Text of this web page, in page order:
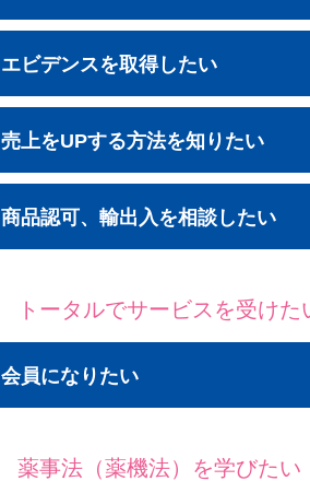
エビデンスを取得したい
売上をUPする方法を知りたい
商品認可、輸出入を相談したい
トータルでサービスを受けた
会員になりたい
薬事法（薬機法）を学びたい